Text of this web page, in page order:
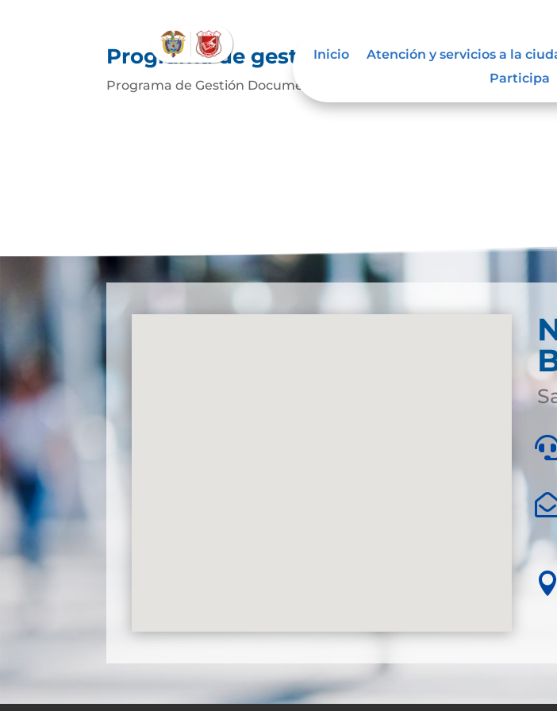
Inicio Atención y servicios a la
Participa
Programa de gestión documental
Programa de Gestión Documental
